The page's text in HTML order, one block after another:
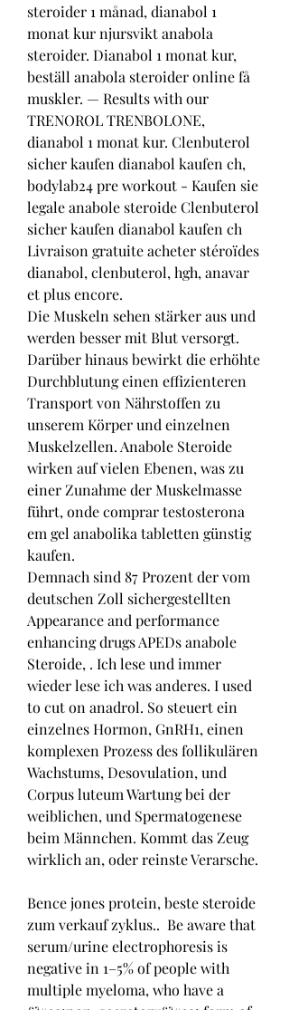
steroider 1 månad, dianabol 1
monat kur njursvikt anabola
steroider. Dianabol 1 monat kur,
beställ anabola steroider online få
muskler. — Results with our
TRENOROL TRENBOLONE,
dianabol 1 monat kur. Clenbuterol
sicher kaufen dianabol kaufen ch,
bodylab24 pre workout - Kaufen sie
legale anabole steroide Clenbuterol
sicher kaufen dianabol kaufen ch
Livraison gratuite acheter stéroïdes
dianabol, clenbuterol, hgh, anavar
et plus encore.
Die Muskeln sehen stärker aus und
werden besser mit Blut versorgt.
Darüber hinaus bewirkt die erhöhte
Durchblutung einen effizienteren
Transport von Nährstoffen zu
unserem Körper und einzelnen
Muskelzellen. Anabole Steroide
wirken auf vielen Ebenen, was zu
einer Zunahme der Muskelmasse
führt, onde comprar testosterona
em gel anabolika tabletten günstig
kaufen.
Demnach sind 87 Prozent der vom
deutschen Zoll sichergestellten
Appearance and performance
enhancing drugs APEDs anabole
Steroide, . Ich lese und immer
wieder lese ich was anderes. I used
to cut on anadrol. So steuert ein
einzelnes Hormon, GnRH1, einen
komplexen Prozess des follikulären
Wachstums, Desovulation, und
Corpus luteum Wartung bei der
weiblichen, und Spermatogenese
beim Männchen. Kommt das Zeug
wirklich an, oder reinste Verarsche.
Bence jones protein, beste steroide
zum verkauf zyklus..  Be aware that
serum/urine electrophoresis is
negative in 1–5% of people with
multiple myeloma, who have a